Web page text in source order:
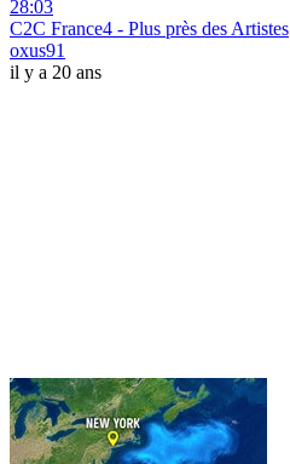
28:03
C2C France4 - Plus près des Artistes
oxus91
il y a 20 ans